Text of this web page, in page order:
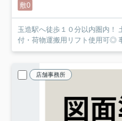
敷0
玉造駅へ徒歩１０分以内圏内！
付・荷物運搬用リフト使用可◎
店舗事務所